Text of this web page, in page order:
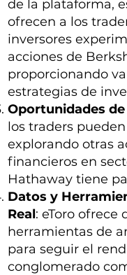
de la plataforma,
ofrecen a los
inversores
acciones de
proporcionando
estrategias de
Oportunidades
los traders
explorando otras
financieros en
Hathaway tiene
Datos y
Real: eToro ofrece
herramientas de
para seguir el
conglomerado